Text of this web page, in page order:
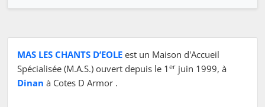
MAS LES CHANTS D’EOLE est un Maison d'Accueil
Spécialisée (M.A.S.) ouvert depuis le 1 er juin 1999, à
Dinan à Cotes D Armor .